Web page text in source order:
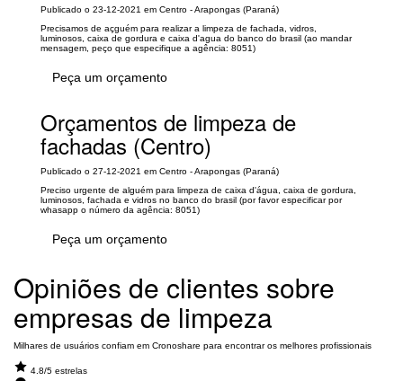
Publicado o 23-12-2021 em Centro - Arapongas (Paraná)
Precisamos de açguém para realizar a limpeza de fachada, vidros,
luminosos, caixa de gordura e caixa d'agua do banco do brasil (ao mandar
mensagem, peço que especifique a agência: 8051)
Peça um orçamento
Orçamentos de limpeza de
fachadas (Centro)
Publicado o 27-12-2021 em Centro - Arapongas (Paraná)
Preciso urgente de alguém para limpeza de caixa d'água, caixa de gordura,
luminosos, fachada e vidros no banco do brasil (por favor especificar por
whasapp o número da agência: 8051)
Peça um orçamento
Opiniões de clientes sobre
empresas de limpeza
Milhares de usuários confiam em Cronoshare para encontrar os melhores profissionais
4.8/5 estrelas